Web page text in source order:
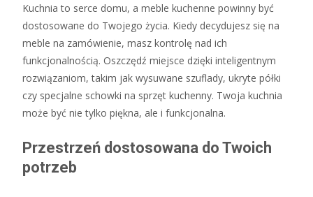
Kuchnia to serce domu, a meble kuchenne powinny być
dostosowane do Twojego życia. Kiedy decydujesz się na
meble na zamówienie, masz kontrolę nad ich
funkcjonalnością. Oszczędź miejsce dzięki inteligentnym
rozwiązaniom, takim jak wysuwane szuflady, ukryte półki
czy specjalne schowki na sprzęt kuchenny. Twoja kuchnia
może być nie tylko piękna, ale i funkcjonalna.
Przestrzeń dostosowana do Twoich
potrzeb